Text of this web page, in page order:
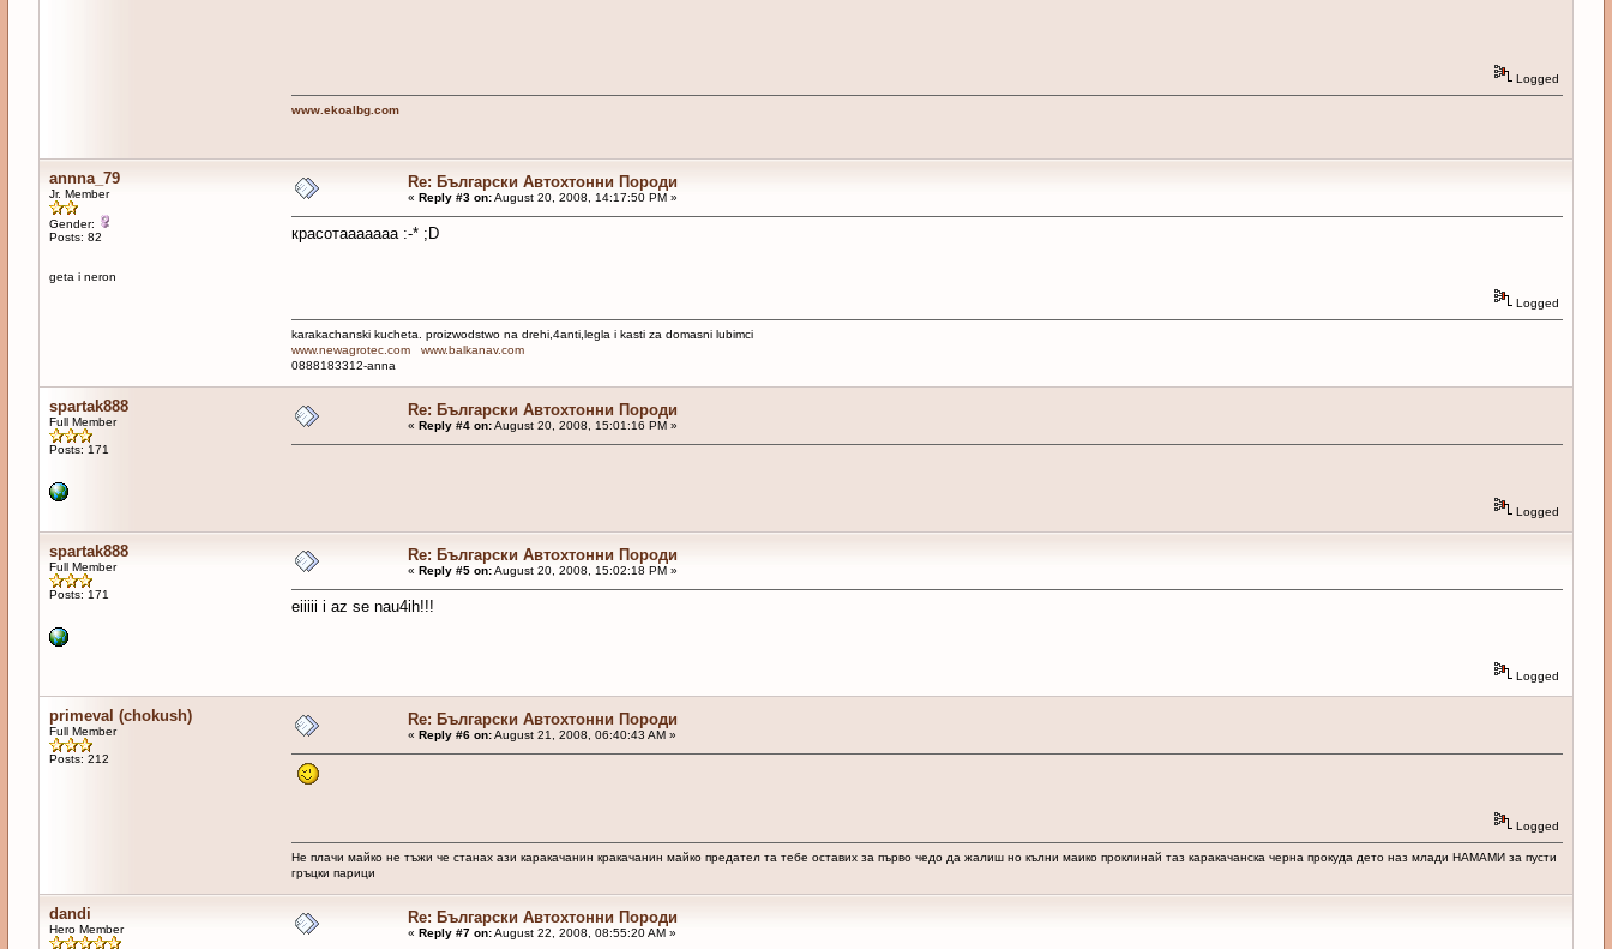
Logged
www.ekoalbg.com
annna_79
Jr. Member
Gender:
Posts: 82
geta i neron
Re: Български Автохтонни Породи
« Reply #3 on:August 20, 2008, 14:17:50 PM »
красотааааааа :-* ;D
Logged
karakachanski kucheta. proizwodstwo na drehi,4anti,legla i kasti za domasni lubimci
www.newagrotec.com
www.balkanav.com
0888183312-anna
spartak888
Full Member
Posts: 171
Re: Български Автохтонни Породи
« Reply #4 on:August 20, 2008, 15:01:16 PM »
Logged
spartak888
Full Member
Posts: 171
Re: Български Автохтонни Породи
« Reply #5 on:August 20, 2008, 15:02:18 PM »
eiiiii i az se nau4ih!!!
Logged
primeval (chokush)
Full Member
Posts: 212
Re: Български Автохтонни Породи
« Reply #6 on:August 21, 2008, 06:40:43 AM »
Logged
Не плачи майко не тъжи че станах ази каракачанин кракачанин майко предател та тебе оставих за първо чедо да жалиш но кълни маико проклинай таз каракачанска черна прокуда дето наз млади НАМАМИ за пусти
гръцки парици
dandi
Hero Member
Re: Български Автохтонни Породи
« Reply #7 on:August 22, 2008, 08:55:20 AM »